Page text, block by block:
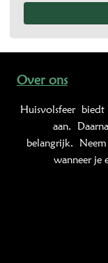
Over ons
Huisvolsfeer biedt
aan.
belangrijk.
wanneer je